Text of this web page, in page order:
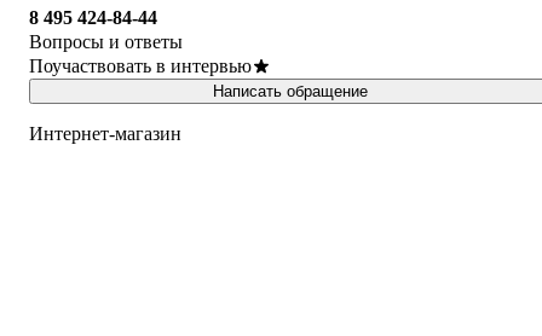
8 495 424-84-44
Вопросы и ответы
Поучаствовать в интервью
Написать обращение
Интернет-магазин